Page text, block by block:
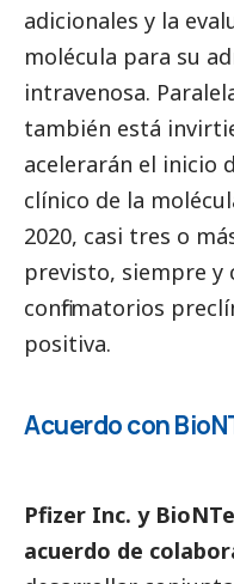
adicionales y la
molécula para su
intravenosa.
también está
acelerarán el inicio
clínico de la
2020, casi tres o
previsto, siempre y
confirmatorios
positiva.
Acuerdo con
Pfizer Inc. y
acuerdo de